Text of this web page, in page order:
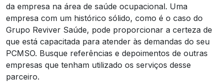
da empresa na área de saúde ocupacional. Uma
empresa com um histórico sólido, como é o caso do
Grupo Reviver Saúde, pode proporcionar a certeza de
que está capacitada para atender às demandas do seu
PCMSO. Busque referências e depoimentos de outras
empresas que tenham utilizado os serviços desse
parceiro.